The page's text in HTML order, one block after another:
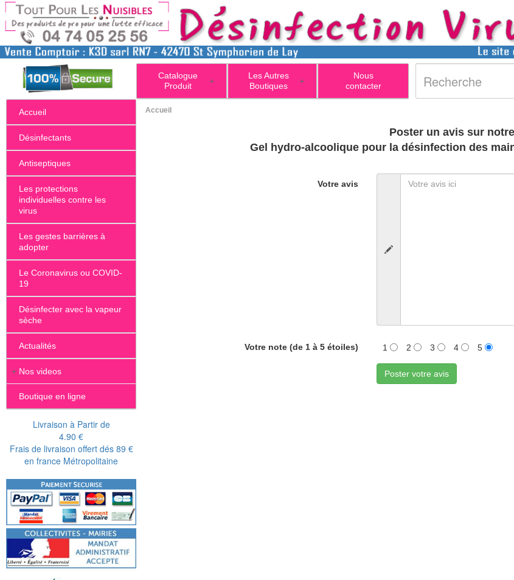
+
Catalogue
Produit
+
Les Autres
Boutiques
Nous
contacter
Accueil
Désinfectants
Antiseptiques
Les protections
individuelles contre les
virus
Les gestes barrières à
adopter
Le Coronavirus ou COVID-
19
Désinfecter avec la vapeur
sèche
Actualités
+ Nos videos
Boutique en ligne
Livraison à Partir de
4.90 €
Frais de livraison offert dés 89 €
en france Métropolitaine
Accueil
Poster un avis sur
Gel hydro-alcoolique pour la désinfection des
Votre avis
Votre note (de 1 à 5 étoiles) 1 2 3 4 5
Poster votre avis